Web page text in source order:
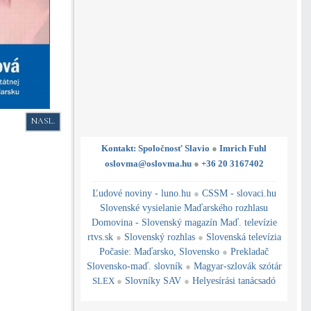
NASLEDUJÚCI ČLÁNOK: ÚSOM A ZSM ZA SPOLOČNÚ KANDIDAČNÚ
NASL.
Kontakt: Spoločnosť Slavio ● Imrich Fuhl
oslovma@oslovma.hu ● +36 20 3167402
Ľudové noviny - luno.hu ● CSSM - slovaci.hu
Slovenské vysielanie Maďarského rozhlasu
Domovina - Slovenský magazín Maď. televízie
rtvs.sk ● Slovenský rozhlas ● Slovenská televízia
Počasie: Maďarsko, Slovensko ● Prekladač
Slovensko-maď. slovník ● Magyar-szlovák szótár
SLEX ● Slovníky SAV ● Helyesírási tanácsadó